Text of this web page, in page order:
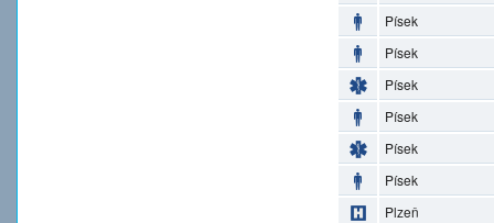
Písek
Písek
Písek
Písek
Písek
Písek
Plzeň